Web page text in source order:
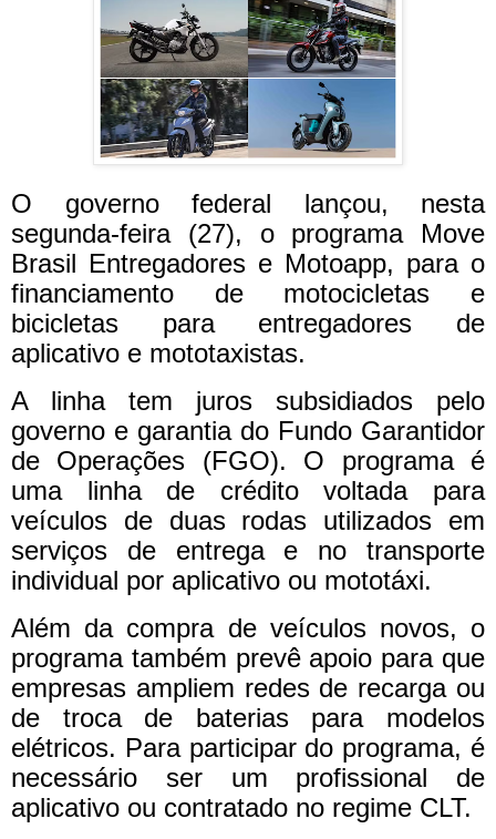
O governo federal lançou, nesta
segunda-feira (27), o programa Move
Brasil Entregadores e Motoapp, para o
financiamento de motocicletas e
bicicletas para entregadores de
aplicativo e mototaxistas.
A linha tem juros subsidiados pelo
governo e garantia do Fundo Garantidor
de Operações (FGO). O programa é
uma linha de crédito voltada para
veículos de duas rodas utilizados em
serviços de entrega e no transporte
individual por aplicativo ou mototáxi.
Além da compra de veículos novos, o
programa também prevê apoio para que
empresas ampliem redes de recarga ou
de troca de baterias para modelos
elétricos. Para participar do programa, é
necessário ser um profissional de
aplicativo ou contratado no regime CLT.